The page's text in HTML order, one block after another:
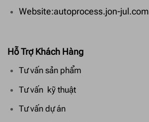
Website:autoprocess.jon-jul.com
Hỗ Trợ Khách Hàng
Tư vấn sản phẩm
Tư vấn kỹ thuật
Tư vấn dự án